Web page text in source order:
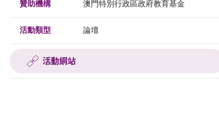
贊助機構 澳門特別行政區政府教育基金
活動類型 論壇
活動網站